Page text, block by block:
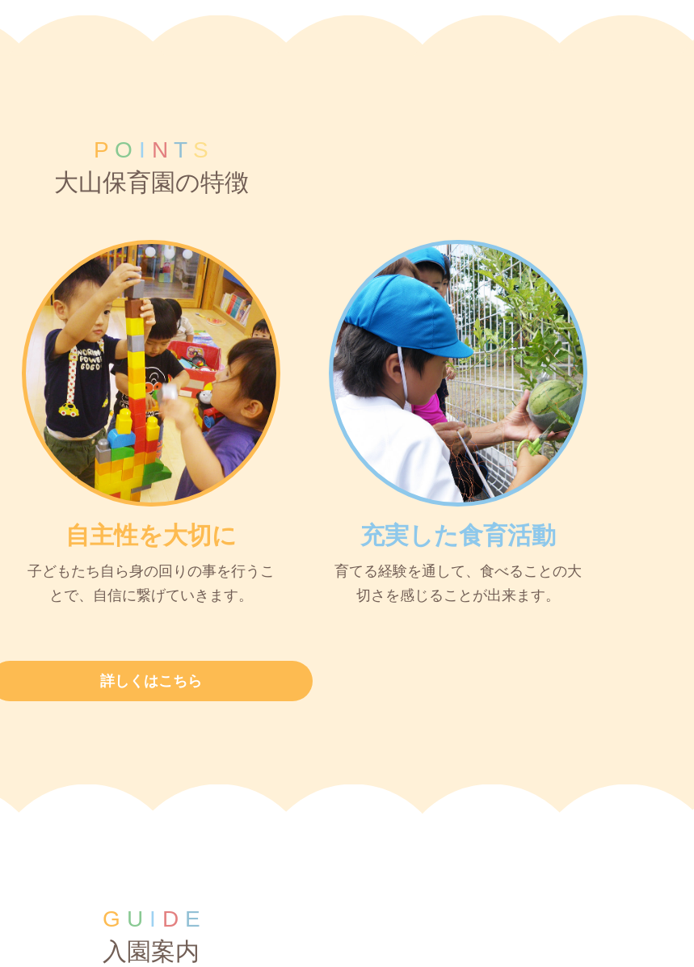
P O I N T S
大山保育園の特徴
自主性を大切に
子どもたち自ら身の回りの事を行うこ
とで、自信に繋げていきます。
充実した食育活動
育てる経験を通して、食べることの大
切さを感じることが出来ます。
詳しくはこちら
G U I D E
入園案内